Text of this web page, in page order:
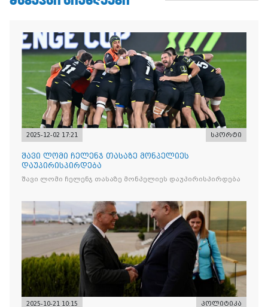
2025-12-02 17:21 სპორტი
შავი ლომი ჩელენჯ თასაზე მონპელიეს
დაუპირისპირდება
შავი ლომი ჩელენჯ თასაზე მონპელიეს დაუპირისპირდება
2025-10-21 10:15 პოლიტიკა